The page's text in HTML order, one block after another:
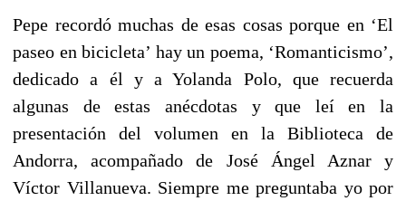
Pepe recordó muchas de esas cosas porque en ‘El
paseo en bicicleta’ hay un poema, ‘Romanticismo’,
dedicado a él y a Yolanda Polo, que recuerda
algunas de estas anécdotas y que leí en la
presentación del volumen en la Biblioteca de
Andorra, acompañado de José Ángel Aznar y
Víctor Villanueva. Siempre me preguntaba yo por